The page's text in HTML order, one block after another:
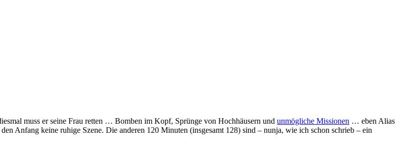
muss er seine Frau retten … Bomben im Kopf, Sprünge von Hochhäusern und unmögliche Missionen … eben Alias
Anfang keine ruhige Szene. Die anderen 120 Minuten (insgesamt 128) sind – nunja, wie ich schon schrieb – ein